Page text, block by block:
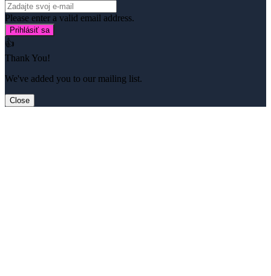
Please enter a valid email address.
Prihlásiť sa
👍
Thank You!
We've added you to our mailing list.
Close